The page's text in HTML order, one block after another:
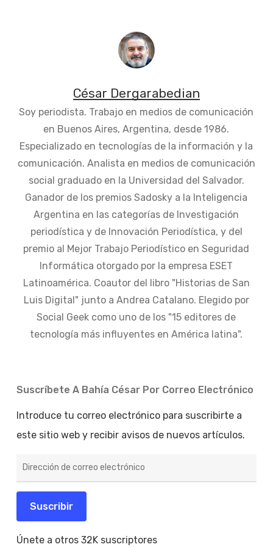
César Dergarabedian
Soy periodista. Trabajo en medios de comunicación
en Buenos Aires, Argentina, desde 1986.
Especializado en tecnologías de la información y la
comunicación. Analista en medios de comunicación
social graduado en la Universidad del Salvador.
Ganador de los premios Sadosky a la Inteligencia
Argentina en las categorías de Investigación
periodística y de Innovación Periodística, y del
premio al Mejor Trabajo Periodístico en Seguridad
Informática otorgado por la empresa ESET
Latinoamérica. Coautor del libro "Historias de San
Luis Digital" junto a Andrea Catalano. Elegido por
Social Geek como uno de los "15 editores de
tecnología más influyentes en América latina".
Suscríbete A Bahía César Por Correo Electrónico
Introduce tu correo electrónico para suscribirte a
este sitio web y recibir avisos de nuevos artículos.
de
electrónico
Suscribir
Únete a otros 32K suscriptores